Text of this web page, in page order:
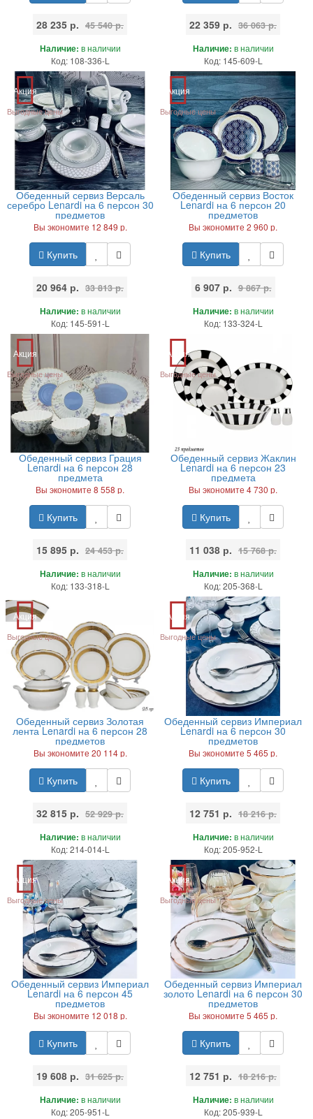
28 235 р. 45 540 р.
Наличие: в наличии
Код: 108-336-L
22 359 р. 36 063 р.
Наличие: в наличии
Код: 145-609-L
Акция
Выгодные цены
Обеденный сервиз Версаль
серебро Lenardi на 6 персон 30
предметов
Вы экономите 12 849 р.
Купить
20 964 р. 33 813 р.
Наличие: в наличии
Код: 145-591-L
Акция
Выгодные цены
Обеденный сервиз Восток
Lenardi на 6 персон 20
предметов
Вы экономите 2 960 р.
Купить
6 907 р. 9 867 р.
Наличие: в наличии
Код: 133-324-L
Акция
Выгодные цены
Обеденный сервиз Грация
Lenardi на 6 персон 28
предмета
Вы экономите 8 558 р.
Купить
15 895 р. 24 453 р.
Наличие: в наличии
Код: 133-318-L
Акция
Выгодные цены
Обеденный сервиз Жаклин
Lenardi на 6 персон 23
предмета
Вы экономите 4 730 р.
Купить
11 038 р. 15 768 р.
Наличие: в наличии
Код: 205-368-L
Акция
Выгодные цены
Обеденный сервиз Золотая
лента Lenardi на 6 персон 28
предметов
Вы экономите 20 114 р.
Купить
32 815 р. 52 929 р.
Наличие: в наличии
Код: 214-014-L
Акция
Выгодные цены
Обеденный сервиз Империал
Lenardi на 6 персон 30
предметов
Вы экономите 5 465 р.
Купить
12 751 р. 18 216 р.
Наличие: в наличии
Код: 205-952-L
Акция
Выгодные цены
Обеденный сервиз Империал
Lenardi на 6 персон 45
предметов
Вы экономите 12 018 р.
Купить
19 608 р. 31 625 р.
Наличие: в наличии
Код: 205-951-L
Акция
Выгодные цены
Обеденный сервиз Империал
золото Lenardi на 6 персон 30
предметов
Вы экономите 5 465 р.
Купить
12 751 р. 18 216 р.
Наличие: в наличии
Код: 205-939-L